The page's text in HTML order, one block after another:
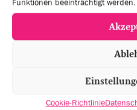
Cookie-Richtlinie
Leistungen anzukurbeln